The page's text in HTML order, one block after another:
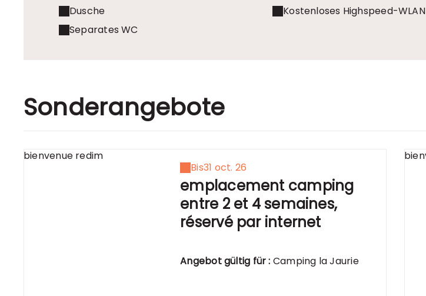
Dusche Kostenloses Highspeed-WLAN
Separates WC
Sonderangebote
Bis31 oct. 26
emplacement camping
entre 2 et 4 semaines,
réservé par internet
Angebot gültig für : Camping la Jaurie